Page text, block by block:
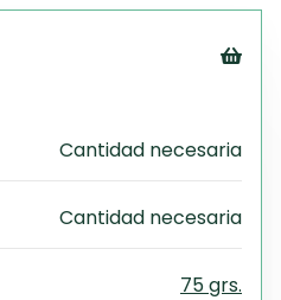
Cantidad necesaria
Cantidad necesaria
75 grs.